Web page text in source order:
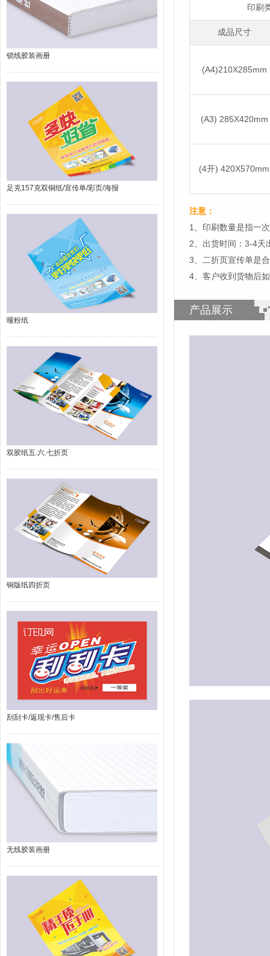
锁线胶装画册
足克157克双铜纸/宣传单/彩页/海报
哑粉纸
双胶纸五.六.七折页
铜版纸四折页
刮刮卡/返现卡/售后卡
无线胶装画册
印刷
成品尺寸
(A4)210X285mm
(A3) 285X420mm
(4开) 420X570mm
注意：
1、印刷数量是指一
2、出货时间：3-4天
3、二折页宣传单是
4、客户收到货物后
产品展示